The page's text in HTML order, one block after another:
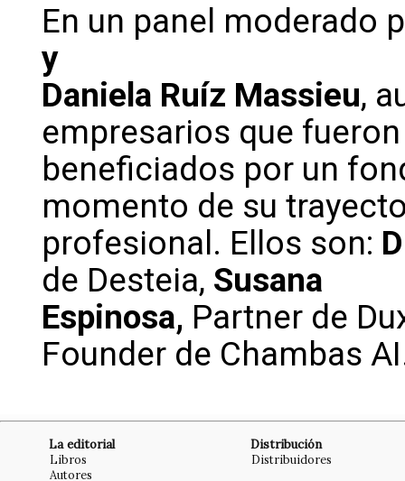
En un panel moderado
y
Daniela Ruíz Massieu,
empresarios que fueron
beneficiados por un
momento de su
profesional. Ellos son:
de Desteia, Susana
Espinosa, Partner de
Founder de Chambas
La editorial
Libros
Autores
Distribución
Distribuidores